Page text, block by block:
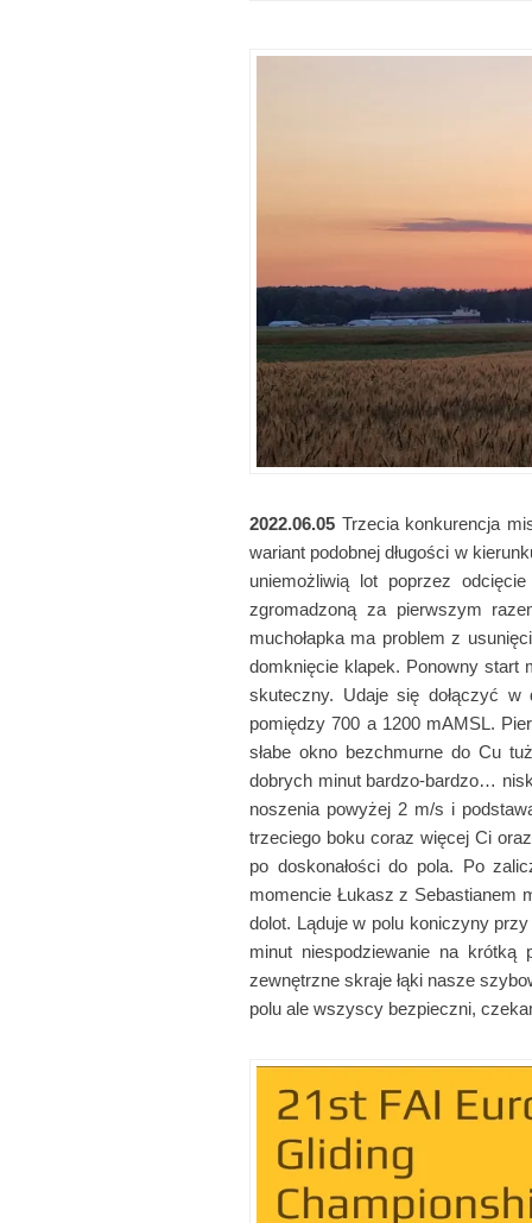
2022.06.05 Trzecia konkurencja
wariant podobnej długości w
uniemożliwią lot poprzez
zgromadzoną za pierwszym
muchołapka ma problem z
domknięcie klapek. Ponowny start
skuteczny. Udaje się dołączyć
pomiędzy 700 a 1200 mAMSL.
słabe okno bezchmurne do Cu
dobrych minut bardzo-bardzo…
noszenia powyżej 2 m/s i
trzeciego boku coraz więcej Ci
po doskonałości do pola. Po
momencie Łukasz z Sebastianem
dolot. Ląduje w polu koniczyny
minut niespodziewanie na
zewnętrzne skraje łąki nasze
polu ale wszyscy bezpieczni,